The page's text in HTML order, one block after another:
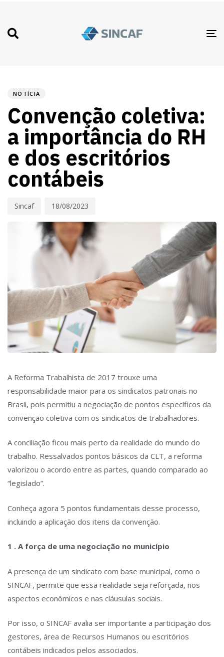
NOTÍCIA
Convenção coletiva:
a importância do RH
e dos escritórios
contábeis
Sincaf 18/08/2023
A Reforma Trabalhista de 2017 trouxe uma
responsabilidade maior para os sindicatos patronais no
Brasil, pois permitiu a negociação de pontos específicos da
convenção coletiva com os sindicatos de trabalhadores.
A conciliação ficou mais perto da realidade do mundo do
trabalho. Ressalvados pontos básicos da CLT, a reforma
valorizou o acordo entre as partes, quando comparado ao
“legislado”.
Conheça agora 5 pontos fundamentais desse processo,
incluindo a aplicação dos itens da convenção.
1 . A força de uma negociação no município
A presença de um sindicato com base municipal, como o
SINCAF, permite que essa realidade seja reforçada, nos
aspectos econômicos e nas cláusulas sociais.
Por isso, o SINCAF avalia ser importante a participação dos
gestores, área de Recursos Humanos ou escritórios
contábeis indicados pelos associados.